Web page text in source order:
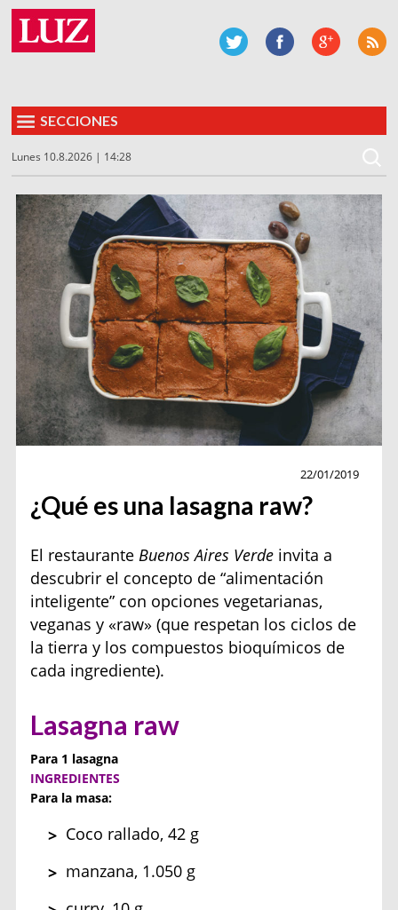
SECCIONES
Lunes 10.8.2026 | 14:28
22/01/2019
¿Qué es una lasagna raw?
El restauranteBuenos Aires Verde invita a
descubrir el concepto de “alimentación
inteligente” con opciones vegetarianas,
veganas y «raw» (que respetan los ciclos de
la tierra y los compuestos bioquímicos de
cada ingrediente).
Lasagna raw
Para 1 lasagna
INGREDIENTES
Para la masa:
Coco rallado, 42 g
manzana, 1.050 g